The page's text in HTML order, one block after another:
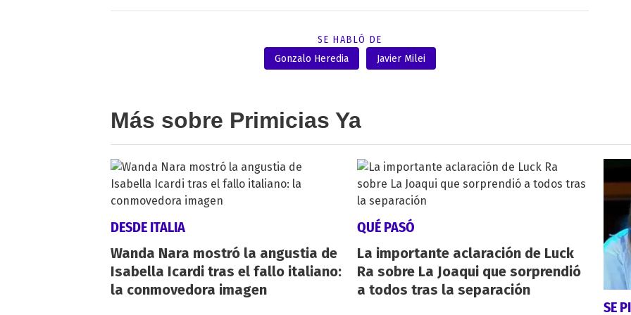
SE HABLÓ DE
Gonzalo Heredia
Javier Milei
Más sobre Primicias Ya
DESDE ITALIA
Wanda Nara mostró la angustia de
Isabella Icardi tras el fallo italiano:
la conmovedora imagen
QUÉ PASÓ
La importante aclaración de Luck
Ra sobre La Joaqui que sorprendió
a todos tras la separación
SE